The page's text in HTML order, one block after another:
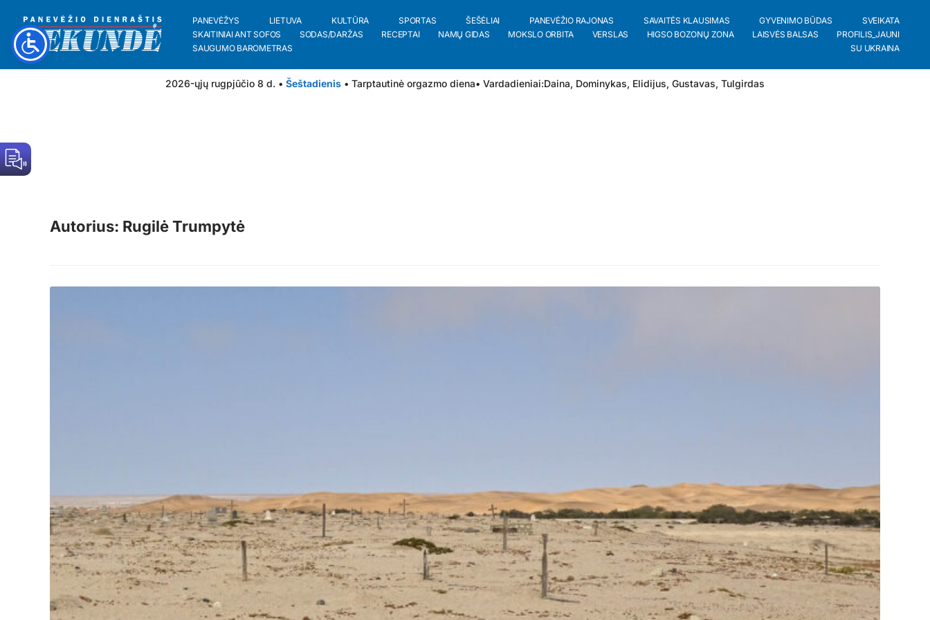
PANEVĖŽYS LIETUVA KULTŪRA SPORTAS ŠEŠĖLIAI PANEVĖŽIO RAJONAS SAVAITĖS KLAUSIMAS GYVENIMO BŪDAS
SVEIKATA
SKAITINIAI ANT SOFOS
SODAS/DARŽAS RECEPTAI NAMŲ GIDAS MOKSLO ORBITA VERSLAS HIGSO BOZONŲ ZONA LAISVĖS BALSAS
PROFILIS_JAUNI
SAUGUMO BAROMETRAS
SU UKRAINA
2026-ųjų rugpjūčio 8 d. • Šeštadienis • Tarptautinė orgazmo diena• Vardadieniai:Daina, Dominykas, Elidijus, Gustavas, Tulgirdas
Autorius: Rugilė Trumpytė